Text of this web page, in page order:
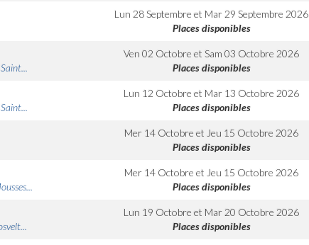
Lun 28 Septembre et Mar 29 Septembre 2026
Places disponibles
Ven 02 Octobre etSam 03 Octobre 2026
Places disponibles
Lun 12 Octobre et Mar 13 Octobre 2026
Places disponibles
Mer 14 Octobre et Jeu 15 Octobre 2026
Places disponibles
Mer 14 Octobre et Jeu 15 Octobre 2026
Places disponibles
Lun 19 Octobre et Mar 20 Octobre 2026
Places disponibles